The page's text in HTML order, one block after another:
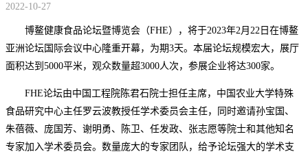
2022-10-27
博鳌健康食品论坛暨博览会（FHE），将于2023年2月22日在博鳌
亚洲论坛国际会议中心隆重开幕，为期3天。本届论坛规模宏大，展厅
面积达到5000平米，观众数量超3000人次，参展企业将达300家。
FHE论坛由中国工程院陈君石院士担任主席，中国农业大学特殊
食品研究中心主任罗云波教授任学术委员会主任，同时邀请孙宝国、
朱蓓薇、庞国芳、谢明勇、陈卫、任发政、张志愿等院士和其他知名
专家加入学术委员会。数量庞大的专家团队，给予论坛强大的学术支